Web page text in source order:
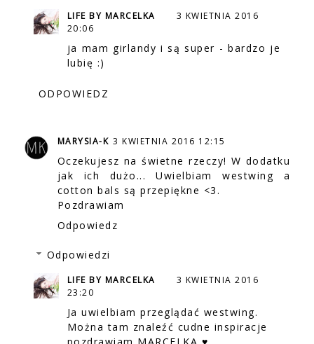
LIFE BY MARCELKA
3 KWIETNIA 2016
20:06
ja mam girlandy i są super - bardzo je
lubię :)
ODPOWIEDZ
MARYSIA-K 3 KWIETNIA 2016 12:15
Oczekujesz na świetne rzeczy! W dodatku
jak ich dużo... Uwielbiam westwing a
cotton bals są przepiękne <3.
Pozdrawiam
Odpowiedz
Odpowiedzi
LIFE BY MARCELKA
3 KWIETNIA 2016
23:20
Ja uwielbiam przeglądać westwing.
Można tam znaleźć cudne inspiracje